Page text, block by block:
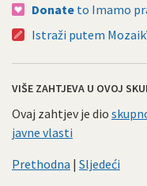
Donate to Imamo
Istraži putem
VIŠE ZAHTJEVA U OVOJ
Ovaj zahtjev je dio
javne vlasti
Prethodna | Sljedeći